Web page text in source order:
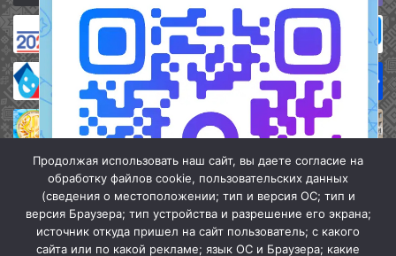
Продолжая использовать наш сайт, вы даете согласие на
обработку файлов cookie, пользовательских данных
(сведения о местоположении; тип и версия ОС; тип и
версия Браузера; тип устройства и разрешение его экрана;
источник откуда пришел на сайт пользователь; с какого
сайта или по какой рекламе; язык ОС и Браузера; какие